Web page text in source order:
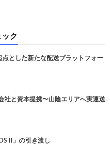
ク
とした新たな配送プラットフォー
と資本提携〜山陰エリアへ実運送
II」の引き渡し